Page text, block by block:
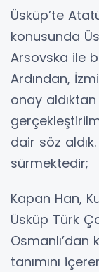
Üsküp’te
konusunda
Arsovska ile
Ardından,
onay
dair söz
sürmektedir;
Kapan Han,
Üsküp Türk
Osmanlı’dan
tanımını